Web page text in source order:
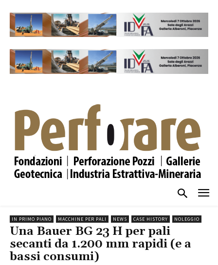
IN PRIMO PIANO MACCHINE PER PALI NEWS CASE HISTORY NOLEGGIO
Una Bauer BG 23 H per pali
secanti da 1.200 mm rapidi (e a
bassi consumi)